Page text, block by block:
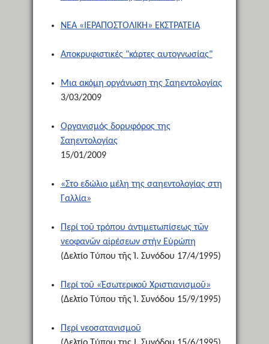
ΝΕΑ «ΙΕΡΑΠΟΣΤΟΛΙΚΗ» ΕΚΣΤΡΑΤΕΙΑ
Αποκρυφιστικές "κάρτες αυτογνωσίας"
Μια ακόμη οργάνωση της Σαηεντολογίας
3/03/2009
Οργανισμός δορυφόρος της
Σαηεντολογίας
15/01/2009
«Στο εδώλιο μέλη της σαηεντολογίας στη
Γαλλία»
Περί τοῦ τρόπου ἀντιμετωπίσεως τῶν
νεοφανῶν αἱρέσεων στήν Εὐρώπη
(Δελτίο Τύπου τῆς Ἱ. Συνόδου 17/4/1995)
Περί τοῦ «Ἐσωτερικοῦ Χριστιανισμοῦ»
(Δελτίο Τύπου τῆς Ἱ. Συνόδου 15/9/1995)
Περί νεοσατανισμοῦ